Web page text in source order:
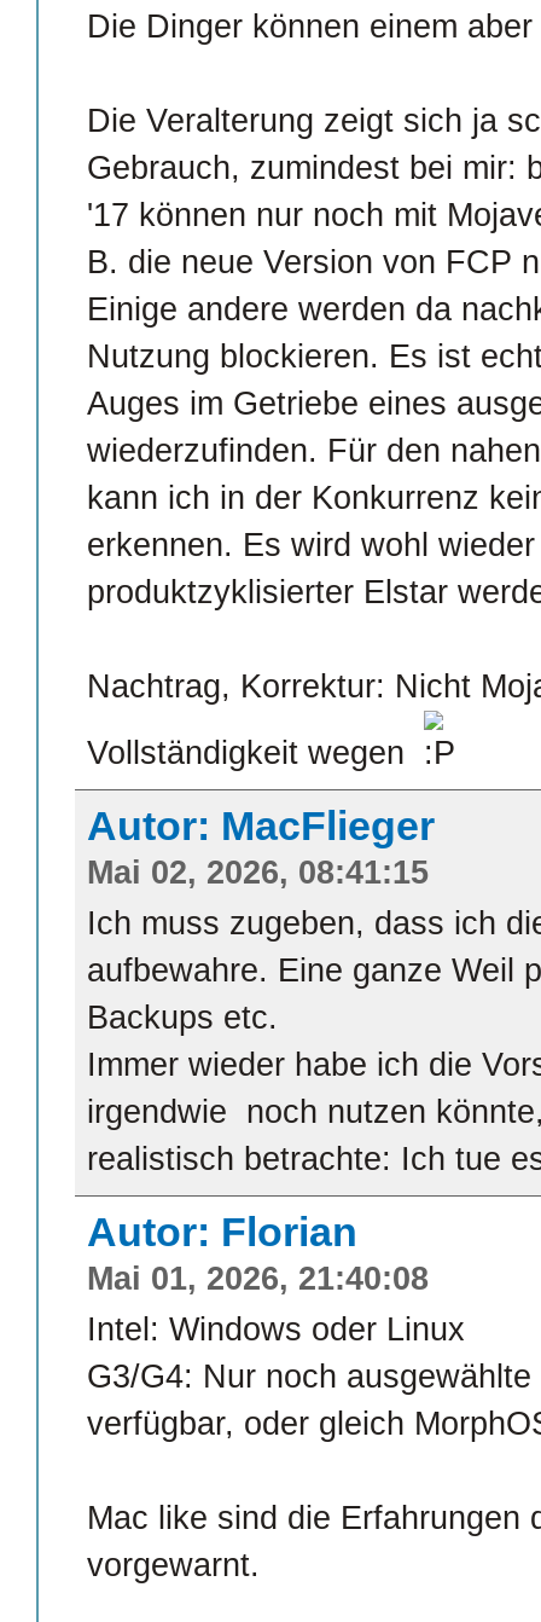
Die Dinger können einem
Die Veralterung zeigt sich ja
Gebrauch, zumindest bei mir:
'17 können nur noch mit
B. die neue Version von FCP
Einige andere werden da
Nutzung blockieren. Es ist
Auges im Getriebe eines
wiederzufinden. Für den
kann ich in der Konkurrenz
erkennen. Es wird wohl
produktzyklisierter Elstar
Nachtrag, Korrektur: Nicht
Vollständigkeit wegen
Autor: MacFlieger
Mai 02, 2026, 08:41:15
Ich muss zugeben, dass ich
aufbewahre. Eine ganze Weil
Backups etc.
Immer wieder habe ich die
irgendwie noch nutzen
realistisch betrachte: Ich tue
Autor: Florian
Mai 01, 2026, 21:40:08
Intel: Windows oder Linux
G3/G4: Nur noch
verfügbar, oder gleich
Mac like sind die Erfahrungen
vorgewarnt.